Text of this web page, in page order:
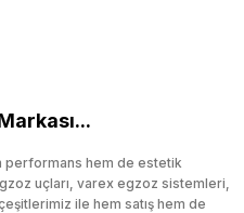
performans hem de estetik
uçları, varex egzoz sistemleri,
ile hem satış hem de